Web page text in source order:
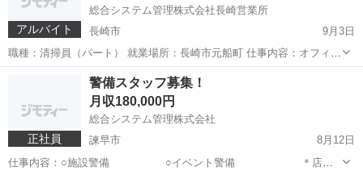
アルバイト
総合システム管理株式会社長崎営業所
長崎市
9月3日
職種：清掃員（パート） 就業場所：長崎市元船町 仕事内容：オフィス
ビルの日常清掃業務 テナント室内の掃除機かけ、ゴミ回収、テーブ
長崎市 その他 スタッフ
正社員
警備スタッフ募集！
月収180,000円
総合システム管理株式会社
諫早市
8月12日
仕事内容：○施設警備 ○イベント警備 ＊店舗